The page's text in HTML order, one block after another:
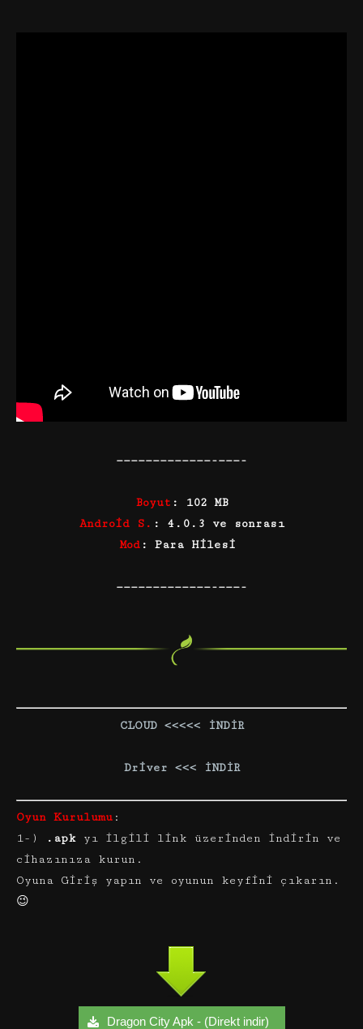
—————————————-———-
Boyut : 102 MB
Android S. : 4.0.3 ve sonrası
Mod : Para Hilesi
—————————————-———-
CLOUD <<<<< İNDİR
Driver <<< İNDİR
Oyun Kurulumu :
1-)
.apk yı ilgili link üzerinden indirin ve
cihazınıza kurun.
Oyuna Giriş yapın ve oyunun keyfini çıkarın.
😉
Dragon City Apk - (Direkt indir)